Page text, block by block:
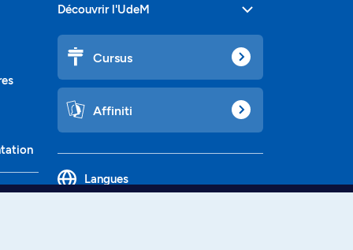
Découvrir l'UdeM
Cursus
Affiniti
Langues